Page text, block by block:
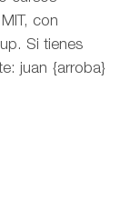
con
Si tienes
juan {arroba}